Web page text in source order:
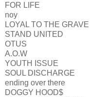
FOR LIFE
noy
LOYAL TO THE GRAVE
STAND UNITED
OTUS
A.O.W
YOUTH ISSUE
SOUL DISCHARGE
ending over there
DOGGY HOOD$